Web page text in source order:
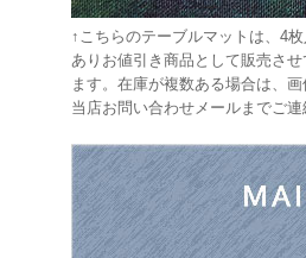
↑こちらのテーブルマットは、4
ありお値引き商品として販売さ
ます。在庫が複数ある場合は、
当店お問い合わせメールまでご